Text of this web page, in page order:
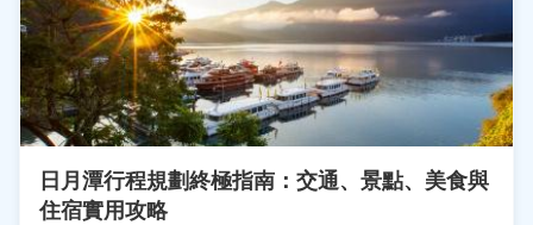
日月潭行程規劃終極指南：交通、景點、美食與
住宿實用攻略